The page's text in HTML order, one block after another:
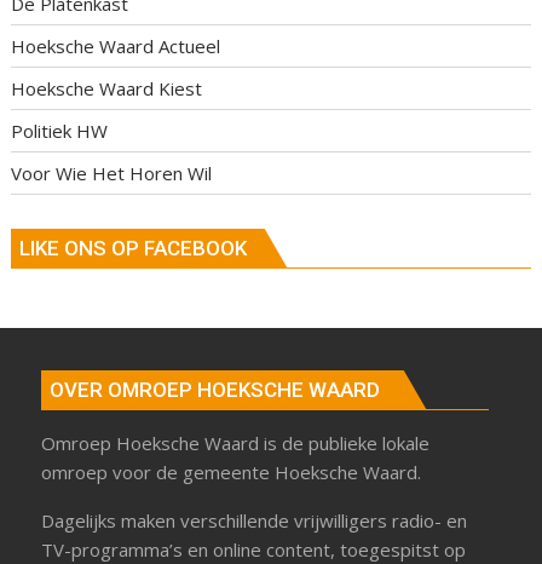
Hoeksche Waard Actueel
Hoeksche Waard Kiest
Politiek HW
Voor Wie Het Horen Wil
LIKE ONS OP FACEBOOK
OVER OMROEP HOEKSCHE WAARD
Omroep Hoeksche Waard is de publieke lokale
omroep voor de gemeente Hoeksche Waard.
Dagelijks maken verschillende vrijwilligers radio- en
TV-programma’s en online content, toegespitst op